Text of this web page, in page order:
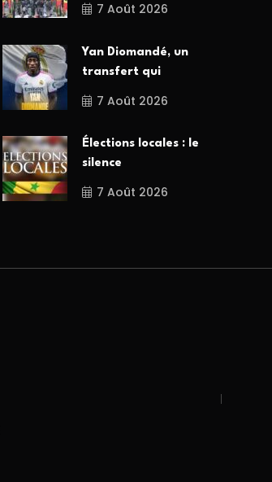
7 Août 2026
Yan Diomandé, un
transfert qui
7 Août 2026
Élections locales : le
silence
7 Août 2026